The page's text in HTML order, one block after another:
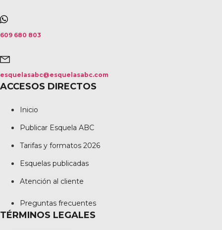
609 680 803
esquelasabc@esquelasabc.com
ACCESOS DIRECTOS
Inicio
Publicar Esquela ABC
Tarifas y formatos 2026
Esquelas publicadas
Atención al cliente
Preguntas frecuentes
TÉRMINOS LEGALES